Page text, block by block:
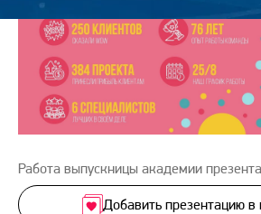
Работа выпускницы академии
Добавить презентацию в